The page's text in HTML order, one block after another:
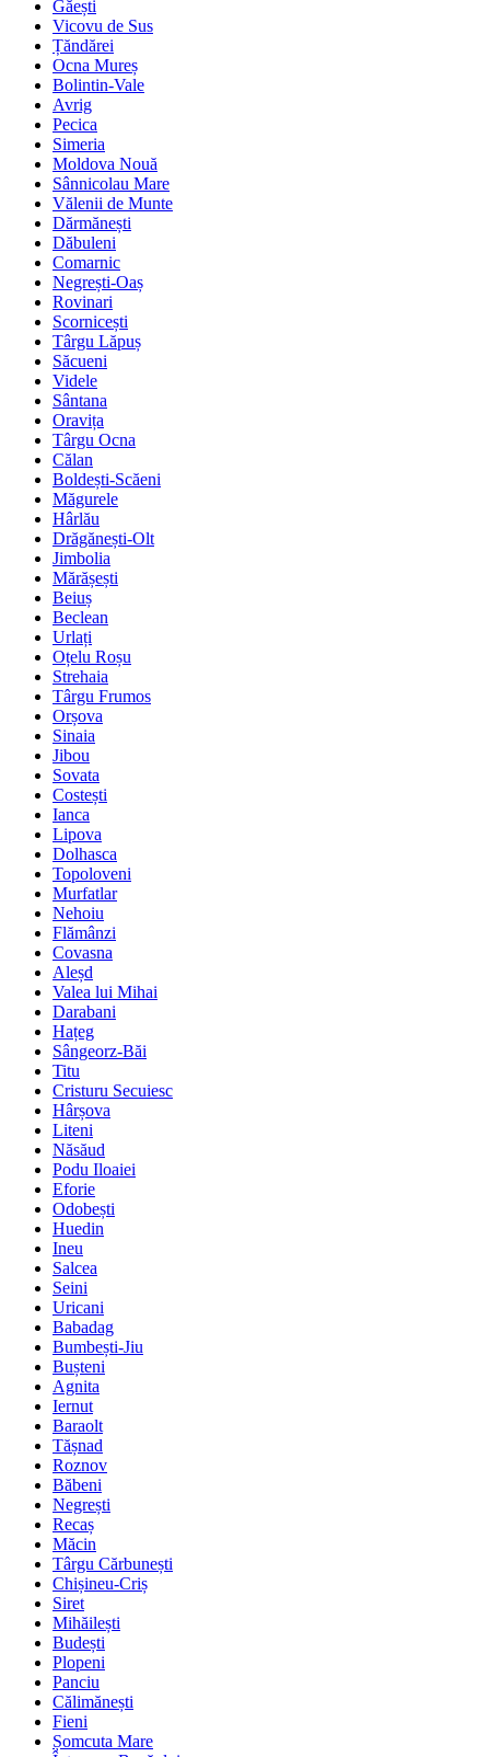
Găești
Vicovu de Sus
Țăndărei
Ocna Mureș
Bolintin-Vale
Avrig
Pecica
Simeria
Moldova Nouă
Sânnicolau Mare
Vălenii de Munte
Dărmănești
Dăbuleni
Comarnic
Negrești-Oaș
Rovinari
Scornicești
Târgu Lăpuș
Săcueni
Videle
Sântana
Oravița
Târgu Ocna
Călan
Boldești-Scăeni
Măgurele
Hârlău
Drăgănești-Olt
Jimbolia
Mărășești
Beiuș
Beclean
Urlați
Oțelu Roșu
Strehaia
Târgu Frumos
Orșova
Sinaia
Jibou
Sovata
Costești
Ianca
Lipova
Dolhasca
Topoloveni
Murfatlar
Nehoiu
Flămânzi
Covasna
Aleșd
Valea lui Mihai
Darabani
Hațeg
Sângeorz-Băi
Titu
Cristuru Secuiesc
Hârșova
Liteni
Năsăud
Podu Iloaiei
Eforie
Odobești
Huedin
Ineu
Salcea
Seini
Uricani
Babadag
Bumbești-Jiu
Bușteni
Agnita
Iernut
Baraolt
Tășnad
Roznov
Băbeni
Negrești
Recaș
Măcin
Târgu Cărbunești
Chișineu-Criș
Siret
Mihăilești
Budești
Plopeni
Panciu
Călimănești
Fieni
Șomcuta Mare